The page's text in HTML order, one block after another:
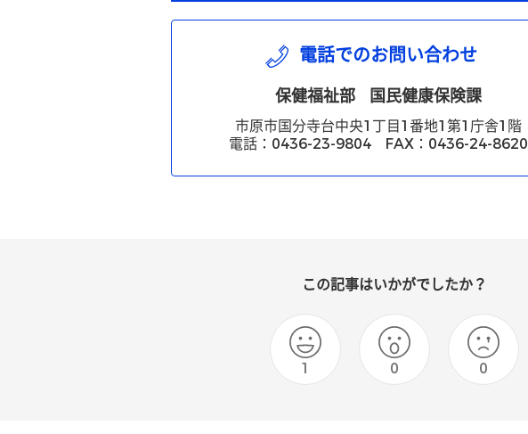
電話でのお問い合わせ
保健福祉部 国民健康保険課
市原市国分寺台中央1丁目1番地1第1庁舎1階
電話：0436-23-9804 FAX：0436-24-8620
この記事はいかがでしたか？
1 0 0